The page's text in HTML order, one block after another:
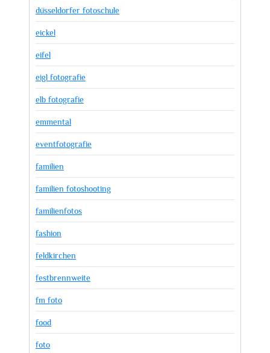
düsseldorfer fotoschule
eickel
eifel
eigl fotografie
elb fotografie
emmental
eventfotografie
familien
familien fotoshooting
familienfotos
fashion
feldkirchen
festbrennweite
fm foto
food
foto